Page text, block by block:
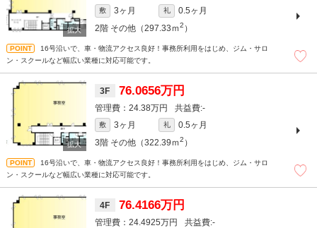
敷 3ヶ月 礼
0.5ヶ月
2階 その他（297.33ｍ2 ）
16号沿いで、車・物流アクセス良好！事務所利用をはじめ、ジム・サロ
ン・スクールなど幅広い業種に対応可能です。
3F 76.0656万円
24.38万円 -
敷 3ヶ月 礼
0.5ヶ月
3階 その他（322.39ｍ2 ）
16号沿いで、車・物流アクセス良好！事務所利用をはじめ、ジム・サロ
ン・スクールなど幅広い業種に対応可能です。
4F 76.4166万円
24.4925万円 -